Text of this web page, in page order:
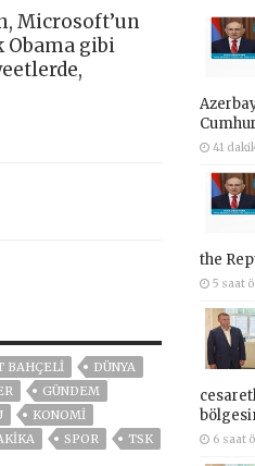
Microsoft’un
Obama gibi
BAHÇELİ
DÜNYA
GÜNDEM
KONOMİ
SPOR
TSK
41
the
5 saat
6 saat